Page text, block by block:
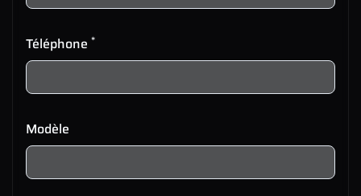
Téléphone *
Modèle